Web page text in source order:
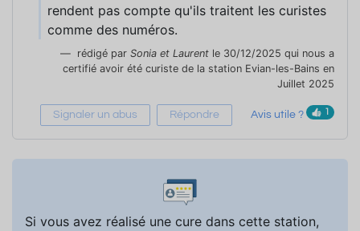
rendent pas compte qu'ils traitent les curistes
comme des numéros.
rédigé par Sonia et Laurent le 30/12/2025 qui nous a
certifié avoir été curiste de la station Evian-les-Bains en
Juillet 2025
Signaler un abus Répondre Avis utile ? 1
Si vous avez réalisé une cure dans cette station,